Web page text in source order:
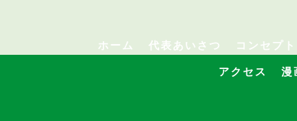
ホーム 代表あいさつ コンセプト
アクセス 漫